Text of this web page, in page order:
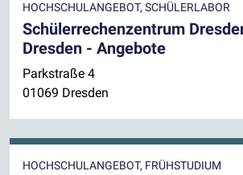
HOCHSCHULANGEBOT, SCHÜLERLABOR
Schülerrechenzentrum
Dresden - Angebote
Parkstraße 4
01069 Dresden
HOCHSCHULANGEBOT, FRÜHSTUDIUM